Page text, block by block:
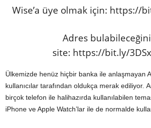
Wise’a üye olmak için: https://
Adres
site: https://bit.ly/
Ülkemizde henüz hiçbir banka ile anlaşmayan
kullanıcılar tarafından oldukça merak ediliyor.
birçok telefon ile halihazırda kullanılabilen
iPhone ve Apple Watch’lar ile de normalde